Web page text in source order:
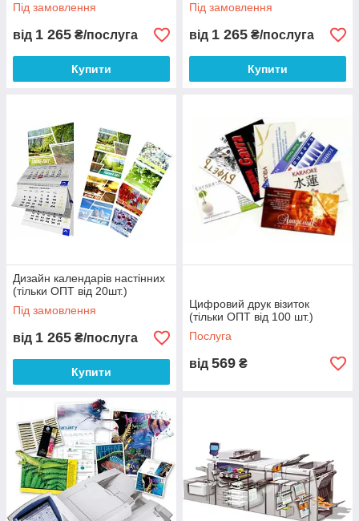
Під замовлення
від 1 265 ₴/послуга
Купити
Під замовлення
від 1 265 ₴/послуга
Купити
Дизайн календарів настінних
(тільки ОПТ від 20шт.)
Під замовлення
від 1 265 ₴/послуга
Купити
Цифровий друк візиток
(тільки ОПТ від 100 шт.)
Послуга
від 569 ₴